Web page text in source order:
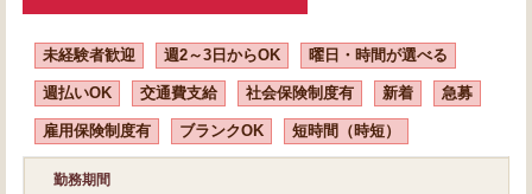
未経験者歓迎 週2～3日からOK 曜日・時間が選べる
週払いOK 交通費支給 社会保険制度有 新着 急募
雇用保険制度有 ブランクOK 短時間（時短）
勤務期間